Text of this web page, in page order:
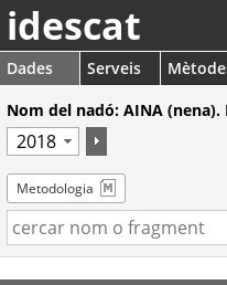
idescat
Dades Serveis
Nom del nadó: AINA
Metodologia